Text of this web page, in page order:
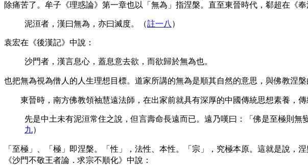
除痛苦了。牟子《理惑論》第一章也以「無為」指涅槃。直至東晉時代，郗超在《奉
泥洹者，漢曰無為，亦曰滅度。（註一八 ）
袁宏在《後漢記》中說：
沙門者，漢言息心，蓋息意去欲，而欲歸於無為也。
也把無為視為僧人的人生理想目標。道家所講的無為是順其自然的意思，與佛教涅
東晉時，南方佛教領袖慧遠法師，在出家前就具有深厚的中國傳統思想素養，傳
先是中土未有泥洹常住之說，但言壽命長遠而已。遠乃嘆曰：「佛是至極則
九）
「至極」、「極」即涅槃。「性」，法性、本性。「宗」，究極本原。這就是說
《沙門不敬王者論．求宗不順化》中說：